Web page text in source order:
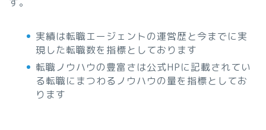
実績は転職エージェントの運営歴と今までに実
現した転職数を指標としております
転職ノウハウの豊富さは公式HPに記載されてい
る転職にまつわるノウハウの量を指標としてお
ります